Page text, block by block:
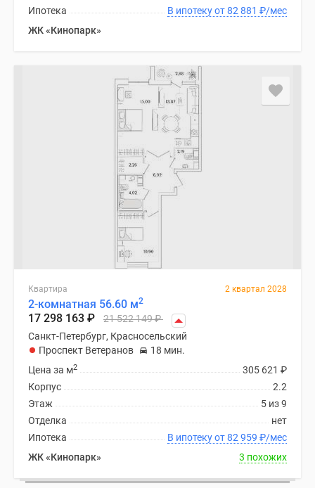
В ипотеку от 82 881 ₽/мес
Ипотека
ЖК «Кинопарк»
Квартира 2 квартал 2028
2-комнатная 56.60 м2
17 298 163 ₽ 21 522 149₽
Санкт-Петербург, Красносельский
Проспект Ветеранов
18 мин.
305 621 ₽
Цена за м2
2.2
Корпус
5 из 9
Этаж
нет
Отделка
В ипотеку от 82 959 ₽/мес
Ипотека
ЖК «Кинопарк»
3 похожих